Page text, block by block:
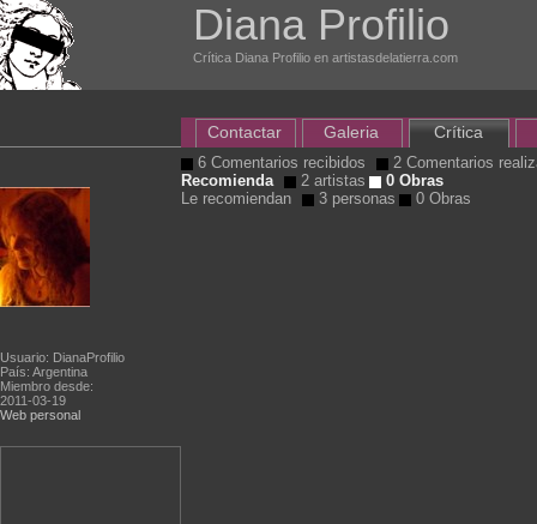
Diana Profilio
Crítica Diana Profilio en artistasdelatierra.com
Usuario: DianaProfilio
País: Argentina
Miembro desde:
2011-03-19
Web personal
Contactar Galeria Crítica
6 Comentarios recibidos
2 Comentarios
Recomienda
2 artistas
0 Obras
Le recomiendan
3 personas 0 Obras